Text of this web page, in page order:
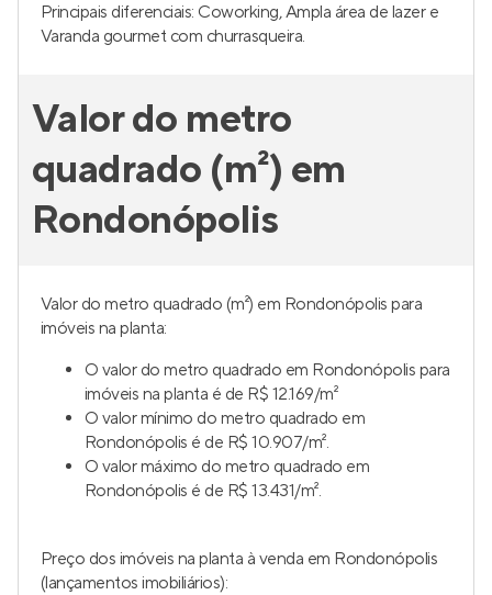
Principais diferenciais: Coworking, Ampla área de lazer e
Varanda gourmet com churrasqueira.
Valor do metro
quadrado (m²) em
Rondonópolis
Valor do metro quadrado (m²) em Rondonópolis para
imóveis na planta:
O valor do metro quadrado em Rondonópolis para
imóveis na planta é de R$ 12.169/m²
O valor mínimo do metro quadrado em
Rondonópolis é de R$ 10.907/m².
O valor máximo do metro quadrado em
Rondonópolis é de R$ 13.431/m².
Preço dos imóveis na planta à venda em Rondonópolis
(lançamentos imobiliários):